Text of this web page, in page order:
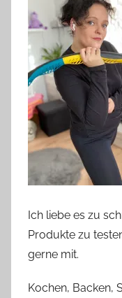
Ich liebe es zu
Produkte zu
gerne mit.
Kochen, Backen,